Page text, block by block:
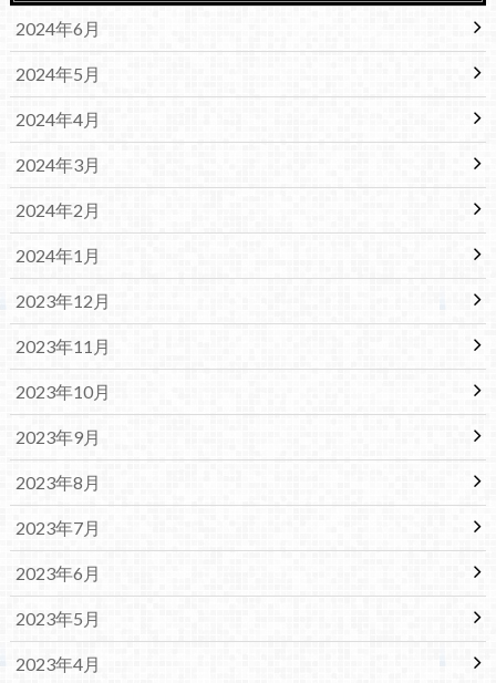
2024年6月
2024年5月
2024年4月
2024年3月
2024年2月
2024年1月
2023年12月
2023年11月
2023年10月
2023年9月
2023年8月
2023年7月
2023年6月
2023年5月
2023年4月